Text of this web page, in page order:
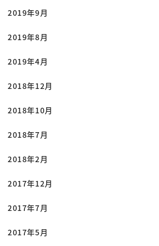
2019年9月
2019年8月
2019年4月
2018年12月
2018年10月
2018年7月
2018年2月
2017年12月
2017年7月
2017年5月